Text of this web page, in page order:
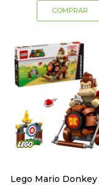
Lego Mario Donkey